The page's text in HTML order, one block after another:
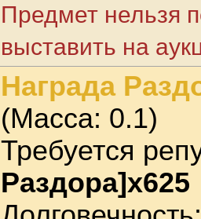
Предмет нельзя
выставить на
Награда
(Масса: 0.1)
Требуется
Раздора]x625